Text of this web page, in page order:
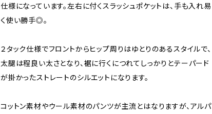
仕様になっています。左右に付くスラッシュポケットは、手も入れ易
く使い勝手◎。
２タック仕様でフロントからヒップ周りはゆとりのあるスタイルで、
太腿は程良い太さとなり、裾に行くにつれてしっかりとテーパード
が掛かったストレートのシルエットになります。
コットン素材やウール素材のパンツが主流とはなりますが、アルパ